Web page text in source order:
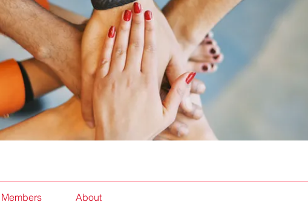
Members About